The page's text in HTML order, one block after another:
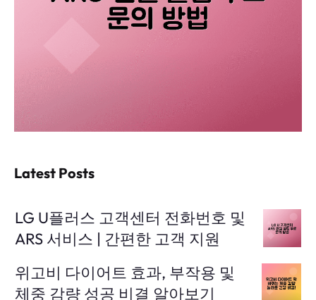
Latest Posts
LG U플러스 고객센터 전화번호 및
ARS 서비스 | 간편한 고객 지원
위고비 다이어트 효과, 부작용 및
체중 감량 성공 비결 알아보기